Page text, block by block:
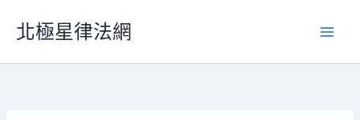
要
北極星律法網